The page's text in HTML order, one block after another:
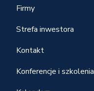
Firmy
Strefa inwestora
Kontakt
Konferencje i szkolenia